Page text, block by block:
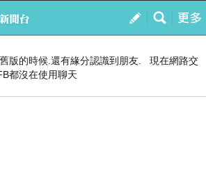
我的
版的時候.還有緣分認識到朋友. 現在網路交
都沒在使用聊天